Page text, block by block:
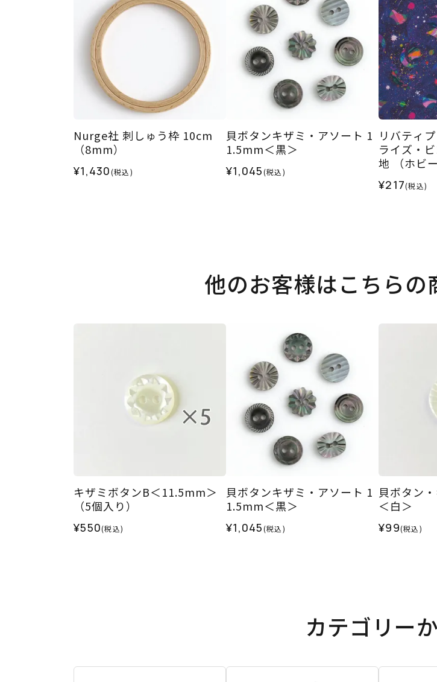
Nurge社 刺しゅう枠 10cm
（8mm）
¥1,430(税込)
貝ボタンキザミ・アソート 1
1.5mm＜黒＞
¥1,045(税込)
リバティ
ライズ・
地 （ホビ
¥217(税込)
他のお客様はこちらの
キザミボタンB＜11.5mm＞
（5個入り）
¥550(税込)
貝ボタンキザミ・アソート 1
1.5mm＜黒＞
¥1,045(税込)
貝ボタン
＜白＞
¥99(税込)
カテゴリー